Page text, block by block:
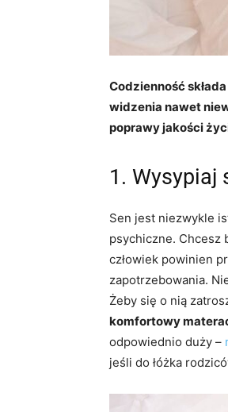
Codzienność
widzenia nawet
poprawy jakości
1. Wysypiaj
Sen jest niezwykle
psychiczne. Chcesz
człowiek powinien
zapotrzebowania.
Żeby się o nią
komfortowy
odpowiednio duży –
jeśli do łóżka